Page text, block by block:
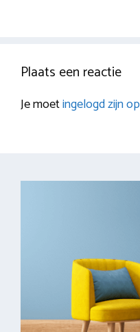
Plaats een reactie
Je moetingelogd zijn op